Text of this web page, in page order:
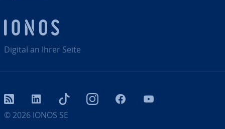
Digital an Ihrer Seite
© 2026 IONOS SE
RSS LinkedIn tiktok InstagramFacebook